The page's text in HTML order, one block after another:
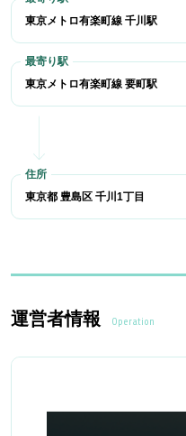
東京メトロ有楽町線 千川駅
東京メトロ有楽町線 要町駅
東京都 豊島区 千川1丁目
運営者情報 Operation